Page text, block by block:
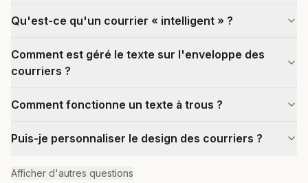
Qu'est-ce qu'un courrier « intelligent » ?
Comment est géré le texte sur l'enveloppe des
courriers ?
Comment fonctionne un texte à trous ?
Puis-je personnaliser le design des courriers ?
Afficher d'autres questions